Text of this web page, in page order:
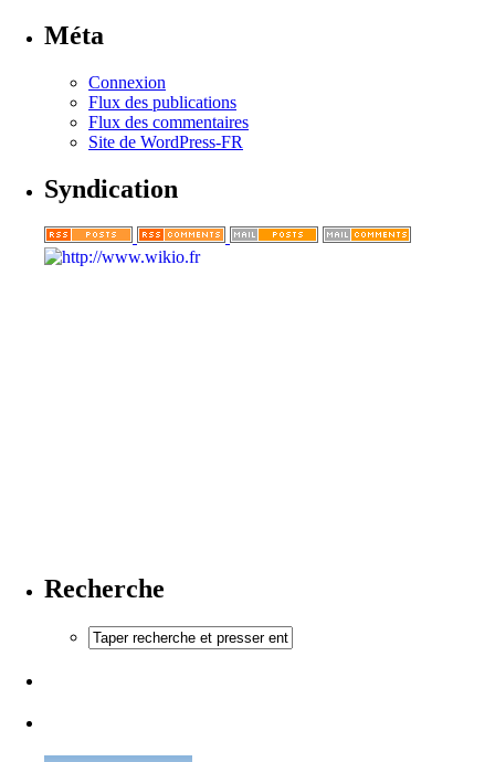
Méta
Connexion
Flux des publications
Flux des commentaires
Site de WordPress-FR
Syndication
Recherche